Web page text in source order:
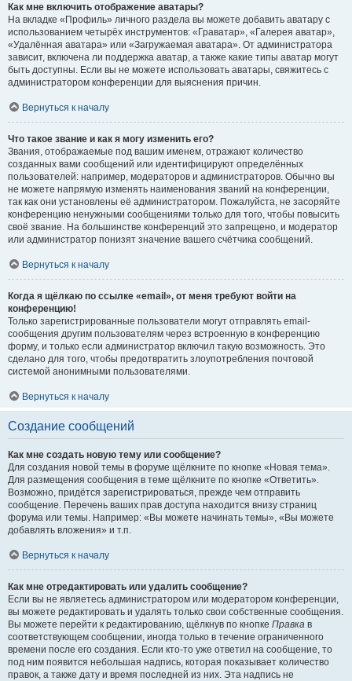
Как мне включить отображение аватары?
На вкладке «Профиль» личного раздела вы можете добавить аватару с
использованием четырёх инструментов: «Граватар», «Галерея аватар»,
«Удалённая аватара» или «Загружаемая аватара». От администратора
зависит, включена ли поддержка аватар, а также какие типы аватар могут
быть доступны. Если вы не можете использовать аватары, свяжитесь с
администратором конференции для выяснения причин.
Вернуться к началу
Что такое звание и как я могу изменить его?
Звания, отображаемые под вашим именем, отражают количество
созданных вами сообщений или идентифицируют определённых
пользователей: например, модераторов и администраторов. Обычно вы
не можете напрямую изменять наименования званий на конференции,
так как они установлены её администратором. Пожалуйста, не засоряйте
конференцию ненужными сообщениями только для того, чтобы повысить
своё звание. На большинстве конференций это запрещено, и модератор
или администратор понизят значение вашего счётчика сообщений.
Вернуться к началу
Когда я щёлкаю по ссылке «email», от меня требуют войти на
конференцию!
Только зарегистрированные пользователи могут отправлять email-
сообщения другим пользователям через встроенную в конференцию
форму, и только если администратор включил такую возможность. Это
сделано для того, чтобы предотвратить злоупотребления почтовой
системой анонимными пользователями.
Вернуться к началу
Создание сообщений
Как мне создать новую тему или сообщение?
Для создания новой темы в форуме щёлкните по кнопке «Новая тема».
Для размещения сообщения в теме щёлкните по кнопке «Ответить».
Возможно, придётся зарегистрироваться, прежде чем отправить
сообщение. Перечень ваших прав доступа находится внизу страниц
форума или темы. Например: «Вы можете начинать темы», «Вы можете
добавлять вложения» и т.п.
Вернуться к началу
Как мне отредактировать или удалить сообщение?
Если вы не являетесь администратором или модератором конференции,
вы можете редактировать и удалять только свои собственные сообщения.
Вы можете перейти к редактированию, щёлкнув по кнопке Правка в
соответствующем сообщении, иногда только в течение ограниченного
времени после его создания. Если кто-то уже ответил на сообщение, то
под ним появится небольшая надпись, которая показывает количество
правок, а также дату и время последней из них. Эта надпись не